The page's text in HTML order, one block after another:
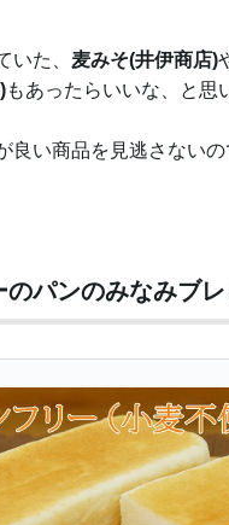
いた、 麦みそ(井伊商店)
もあったらいいな、と思
良い商品を見逃さない
のパンのみなみブ